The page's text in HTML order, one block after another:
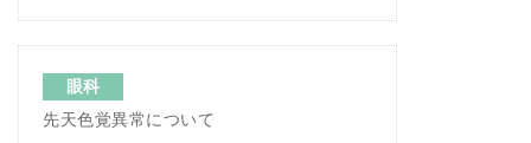
眼科
先天色覚異常について